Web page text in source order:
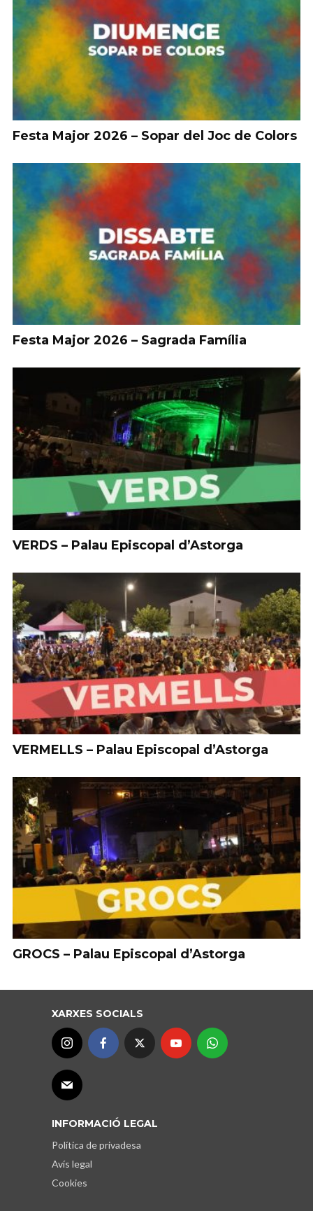
Festa Major 2026 – Sopar del Joc de Colors
Festa Major 2026 – Sagrada Família
VERDS – Palau Episcopal d’Astorga
VERMELLS – Palau Episcopal d’Astorga
GROCS – Palau Episcopal d’Astorga
XARXES SOCIALS
INFORMACIÓ LEGAL
Política de privadesa
Avís legal
Cookies